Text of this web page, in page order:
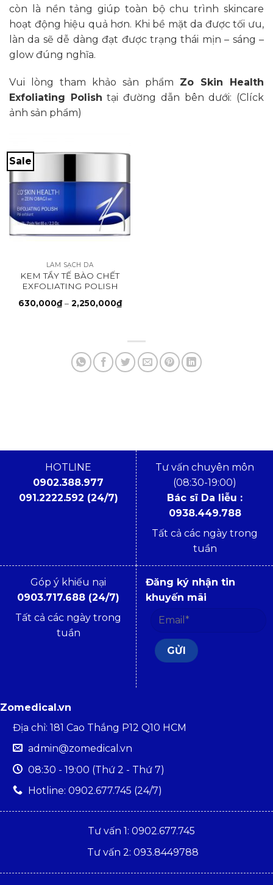
còn là nền tảng giúp toàn bộ chu trình skincare
hoạt động hiệu quả hơn. Khi bề mặt da được tối ưu,
làn da sẽ dễ dàng đạt được trạng thái mịn – sáng –
glow đúng nghĩa.
Vui lòng tham khảo sản phẩm Zo Skin Health
Exfoliating Polish tại đường dẫn bên dưới: (Clíck
ảnh sản phẩm)
Sale
LÀM SẠCH DA
KEM TẨY TẾ BÀO CHẾT
EXFOLIATING POLISH
630,000₫ – 2,250,000₫Khoảng
giá:
2,250,000₫
HOTLINE
0902.388.977
091.2222.592 (24/7)
Tư vấn chuyên môn
(08:30-19:00)
Bác sĩ Da liễu :
0938.449.788
Tất cả các ngày trong
tuần
Góp ý khiếu nại
0903.717.688 (24/7)
Tất cả các ngày trong
tuần
Đăng ký nhận tin
khuyến mãi
Zomedical.vn
Địa chỉ: 181 Cao Thắng P12 Q10 HCM
admin@zomedical.vn
08:30 - 19:00 (Thứ 2 - Thứ 7)
Hotline: 0902.677.745 (24/7)
Tư vấn 1: 0902.677.745
Tư vấn 2: 093.8449788